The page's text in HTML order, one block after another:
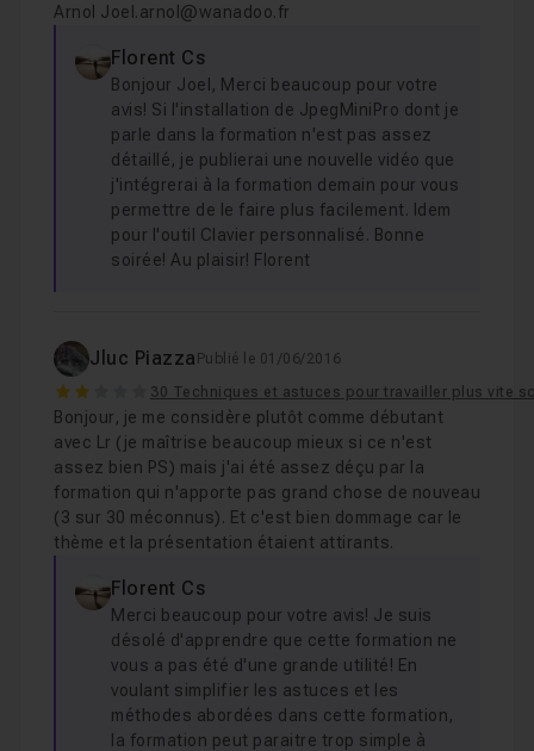
Arnol Joel.arnol@wanadoo.fr
Florent Cs
Bonjour Joel, Merci beaucoup pour votre
avis! Si l'installation de JpegMiniPro dont je
parle dans la formation n'est pas assez
détaillé, je publierai une nouvelle vidéo que
j'intégrerai à la formation demain pour vous
permettre de le faire plus facilement. Idem
pour l'outil Clavier personnalisé. Bonne
soirée! Au plaisir! Florent
Jluc Piazza Publié le 01/06/2016
2 30 Techniques et astuces pour travailler plus vite
Bonjour, je me considère plutôt comme débutant
avec Lr (je maîtrise beaucoup mieux si ce n'est
assez bien PS) mais j'ai été assez déçu par la
formation qui n'apporte pas grand chose de nouveau
(3 sur 30 méconnus). Et c'est bien dommage car le
thème et la présentation étaient attirants.
Florent Cs
Merci beaucoup pour votre avis! Je suis
désolé d'apprendre que cette formation ne
vous a pas été d'une grande utilité! En
voulant simplifier les astuces et les
méthodes abordées dans cette formation,
la formation peut paraitre trop simple à